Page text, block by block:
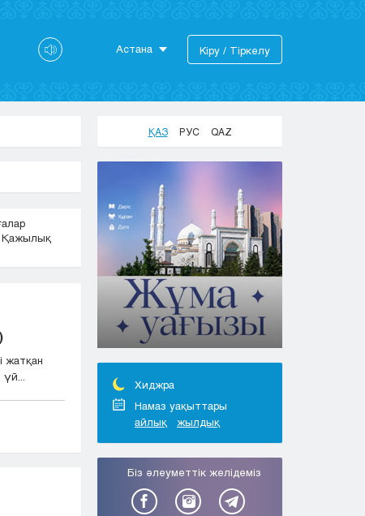
Астана
Актобе
Караганда
Кокшетау
Костанай
Кызылорда
Павлодар
Петропавловск
Семей
Талдыкорган
Тараз
Туркестан
Уральск
Усть-Каменогорск
Шымкент
Кіру / Тіркелу
ҚАЗ РУС QAZ
Қажылық
жатқан
Хиджра
Намаз уақыттары
айлық
жылдық
Біз әлеуметтік желідеміз